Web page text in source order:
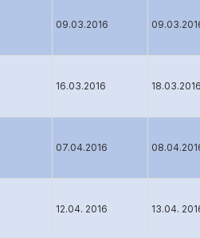
09.03.2016
16.03.2016
07.04.2016
12.04. 2016 13.04.